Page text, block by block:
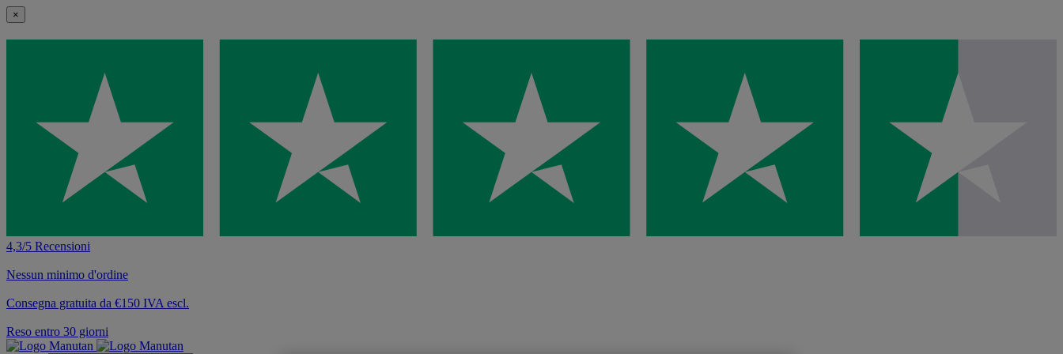
×
4,3/5 Recensioni
Nessun minimo d'ordine
Consegna gratuita da €150 IVA escl.
Reso entro 30 giorni